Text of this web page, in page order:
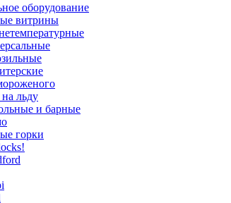
оборудование
витрины
льду
и барные
горки